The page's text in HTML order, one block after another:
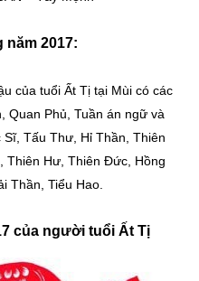
năm 2017:
của tuổi Ất Tị tại Mùi có các
Quan Phủ, Tuần án ngữ và
Tấu Thư, Hỉ Thần, Thiên
Thiên Hư, Thiên Đức, Hồng
Thần, Tiểu Hao.
của người tuổi Ất Tị